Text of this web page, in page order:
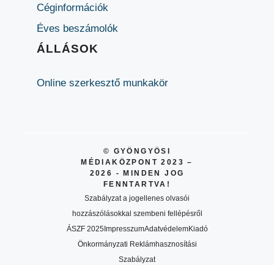
Céginformációk
Éves beszámolók
ÁLLÁSOK
Online szerkesztő munkakör
© GYÖNGYÖSI
MÉDIAKÖZPONT 2023 –
2026 - MINDEN JOG
FENNTARTVA!
Szabályzat a jogellenes olvasói
hozzászólásokkal szembeni fellépésről
ÁSZF 2025ImpresszumAdatvédelemKiadó
Önkormányzati Reklámhasznosítási
Szabályzat